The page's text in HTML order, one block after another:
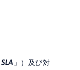
SLA 」）及び対